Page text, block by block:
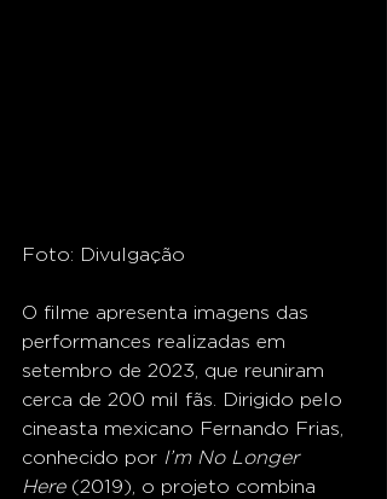
Foto: Divulgação
O filme apresenta imagens das
performances realizadas em
setembro de 2023, que reuniram
cerca de 200 mil fãs. Dirigido pelo
cineasta mexicano Fernando Frias,
conhecido por I’m No Longer
Here (2019), o projeto combina